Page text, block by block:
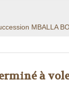
MBALLA
à